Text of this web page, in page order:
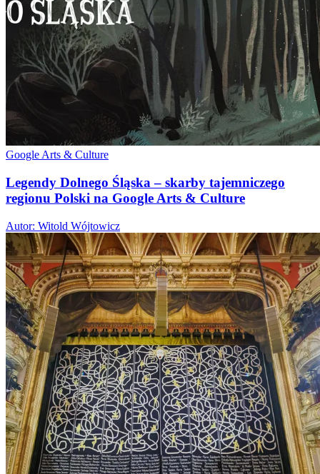
Google Arts & Culture
Legendy Dolnego Śląska – skarby tajemniczego
regionu Polski na Google Arts & Culture
Autor: Witold Wójtowicz